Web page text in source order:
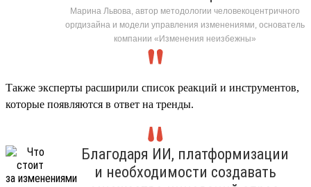
Марина Львова, автор методологии человекоцентричного
оргдизайна и модели управления изменениями, основатель
компании «Изменения неизбежны»
Также эксперты расширили список реакций и инструментов,
которые появляются в ответ на тренды.
Благодаря ИИ, платформизации
и необходимости создавать